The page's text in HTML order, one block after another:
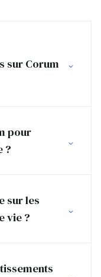
sur Corum
pour
?
sur les
vie ?